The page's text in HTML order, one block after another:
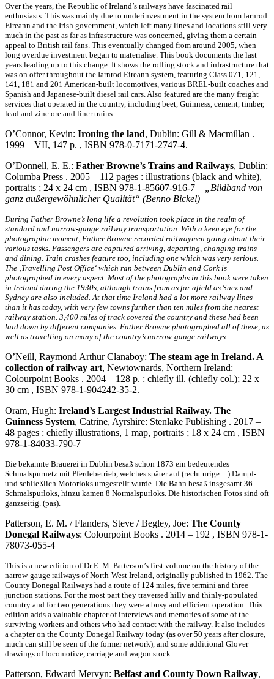
Over the years, the Republic of Ireland’s railways have fascinated rail
enthusiasts. This was mainly due to underinvestment in the system from Iarnrod
Eireann and the Irish government, which left many lines and locations still very
much in the past as far as infrastructure was concerned, giving them a certain
appeal to British rail fans. This eventually changed from around 2005, when
long overdue investment began to materialise. This book documents the last
years leading up to this change. It shows the rolling stock and infrastructure that
was on offer throughout the Iarnrod Eireann system, featuring Class 071, 121,
141, 181 and 201 American-built locomotives, various BREL-built coaches and
Spanish and Japanese-built diesel rail cars. Also featured are the many freight
services that operated in the country, including beet, Guinness, cement, timber,
lead and zinc ore and liner trains.
O’Connor, Kevin: Ironing the land, Dublin: Gill & Macmillan .
1999 – VII, 147 p. , ISBN 978-0-7171-2747-4.
O’Donnell, E. E.: Father Browne’s Trains and Railways, Dublin:
Columba Press . 2005 – 112 pages : illustrations (black and white),
portraits ; 24 x 24 cm , ISBN 978-1-85607-916-7 –
„Bildband von
ganz außergewöhnlicher Qualität“ (Benno Bickel)
During Father Browne’s long life a revolution took place in the realm of
standard and narrow-gauge railway transportation. With a keen eye for the
photographic moment, Father Browne recorded railwaymen going about their
various tasks. Passengers are captured arriving, departing, changing trains
and dining. Train crashes feature too, including one which was very serious.
The ‚Travelling Post Office‘ which ran between Dublin and Cork is
photographed in every aspect. Most of the photographs in this book were taken
in Ireland during the 1930s, although trains from as far afield as Suez and
Sydney are also included. At that time Ireland had a lot more railway lines
than it has today, with very few towns further than ten miles from the nearest
railway station. 3,400 miles of track covered the country and these had been
laid down by different companies. Father Browne photographed all of these, as
well as travelling on many of the country’s narrow-gauge railways.
O’Neill, Raymond Arthur Clanaboy: The steam age in Ireland. A
collection of railway art, Newtownards, Northern Ireland:
Colourpoint Books . 2004 – 128 p. : chiefly ill. (chiefly col.); 22 x
30 cm , ISBN 978-1-904242-35-2.
Oram, Hugh: Ireland’s Largest Industrial Railway. The
Guinness System, Catrine, Ayrshire: Stenlake Publishing . 2017 –
48 pages : chiefly illustrations, 1 map, portraits ; 18 x 24 cm , ISBN
978-1-84033-790-7
Die bekannte Brauerei in Dublin besaß schon 1873 ein bedeutendes
Schmalspurnetz mit Pferdebetrieb, welches später auf (recht urige…) Dampf-
und schließlich Motorloks umgestellt wurde. Die Bahn besaß insgesamt 36
Schmalspurloks, hinzu kamen 8 Normalspurloks. Die historischen Fotos sind oft
ganzseitig. (pas).
Patterson, E. M. / Flanders, Steve / Begley, Joe: The County
Donegal Railways: Colourpoint Books . 2014 – 192 , ISBN 978-1-
78073-055-4
This is a new edition of Dr E. M. Patterson’s first volume on the history of the
narrow-gauge railways of North-West Ireland, originally published in 1962. The
County Donegal Railways had a route of 124 miles, five termini and three
junction stations. For the most part they traversed hilly and thinly-populated
country and for two generations they were a busy and efficient operation. This
edition adds a valuable chapter of interviews and memories of some of the
surviving workers and others who had contact with the railway. It also includes
a chapter on the County Donegal Railway today (as over 50 years after closure,
much can still be seen of the former network), and some additional Glover
drawings of locomotive, carriage and wagon stock.
Patterson, Edward Mervyn: Belfast and County Down Railway,